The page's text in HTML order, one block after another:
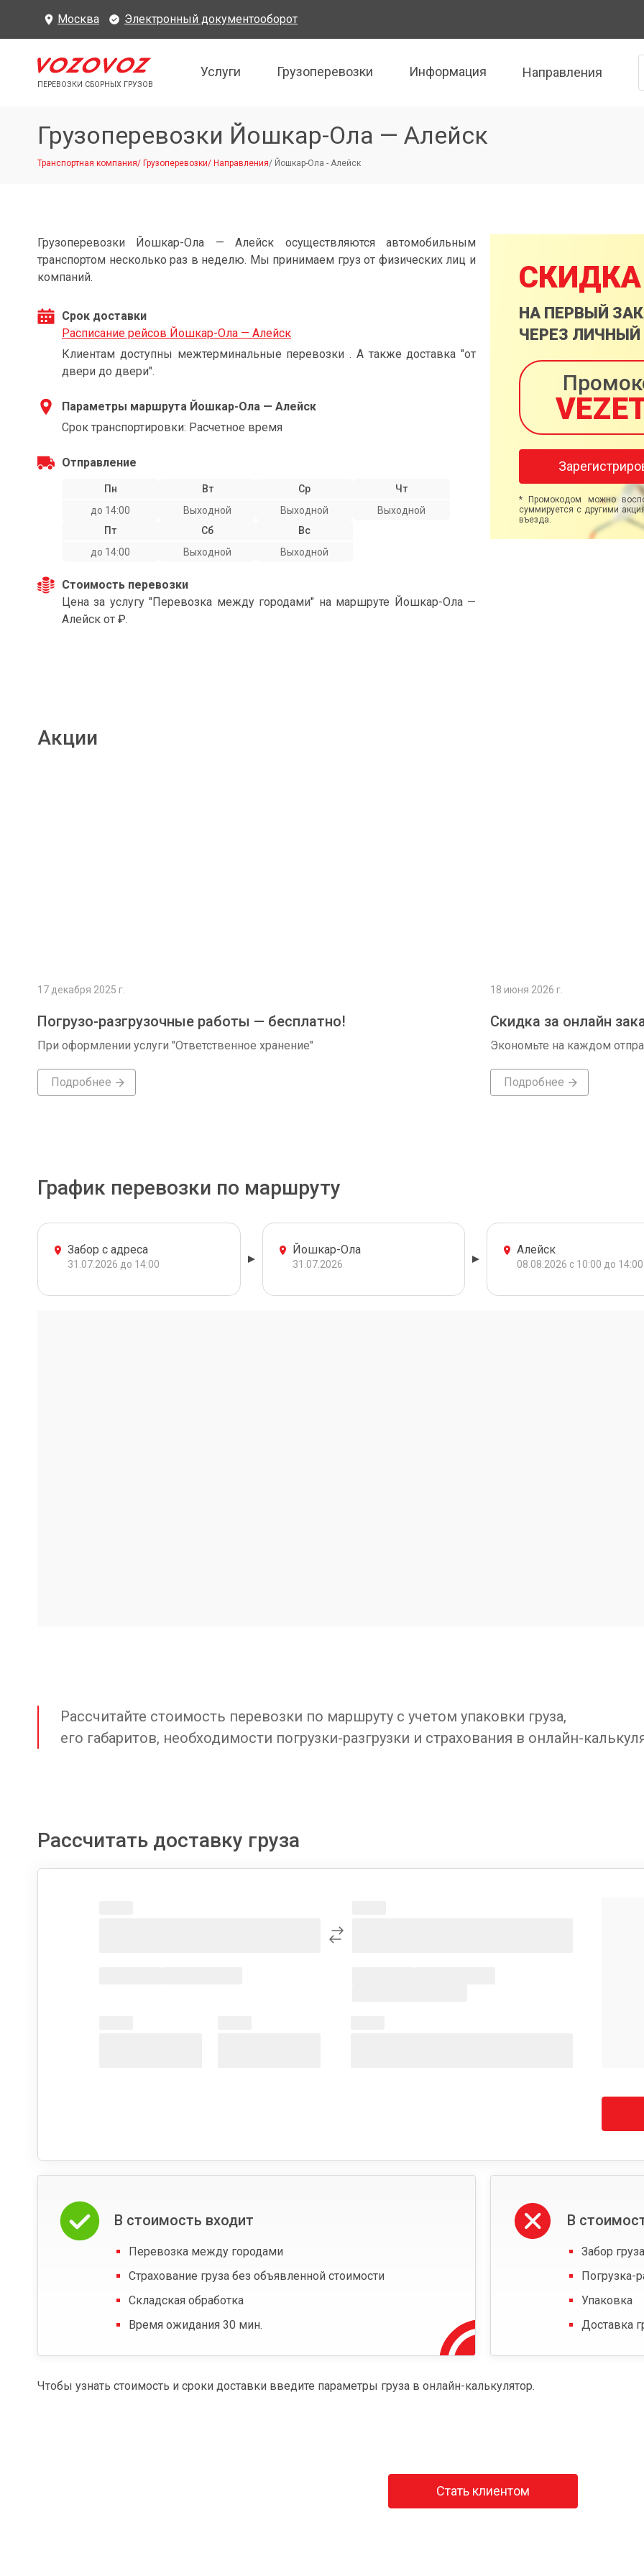
Москва Электронный документооборот
ПЕРЕВОЗКИ СБОРНЫХ ГРУЗОВ
Услуги Грузоперевозки Информация Направления
Грузоперевозки Йошкар-Ола — Алейск
Транспортная компания/ Грузоперевозки/ Направления/ Йошкар-Ола - Алейск
Грузоперевозки Йошкар-Ола — Алейск осуществляются автомобильным
транспортом несколько раз в неделю. Мы принимаем груз от физических лиц и
компаний.
Срок доставки
Расписание рейсов Йошкар-Ола — Алейск
Клиентам доступны межтерминальные перевозки . А также доставка "от
двери до двери".
Параметры маршрута Йошкар-Ола — Алейск
Срок транспортировки: Расчетное время
Отправление
Пн
до 14:00
Вт
Выходной
Ср
Выходной
Чт
Выходной
Пт
до 14:00
Сб
Выходной
Вс
Выходной
Стоимость перевозки
Цена за услугу "Перевозка между городами" на маршруте Йошкар-Ола —
Алейск от ₽.
СКИДКА
НА ПЕРВЫЙ
ЧЕРЕЗ ЛИЧНЫЙ
* Промокодом можно
суммируется с другими
въезда.
Акции
17 декабря 2025 г.
Погрузо-разгрузочные работы — бесплатно!
При оформлении услуги "Ответственное хранение"
Подробнее
18 июня 2026 г.
Скидка за онлайн
Экономьте на каждом
Подробнее
График перевозки по маршруту
Забор с адреса
31.07.2026 до 14:00
Йошкар-Ола
31.07.2026
Алейск
08.08.2026 с 10:00 до 14:00
Рассчитайте стоимость перевозки по маршруту с учетом упаковки груза,
его габаритов, необходимости погрузки-разгрузки и страхования в онлайн-
Рассчитать доставку груза
В стоимость входит
Перевозка между городами
Страхование груза без объявленной стоимости
Складская обработка
Время ожидания 30 мин.
В
Забор
Погрузка-
Упаковка
Доставка
Чтобы узнать стоимость и сроки доставки введите параметры груза в онлайн-калькулятор.
Стать клиентом